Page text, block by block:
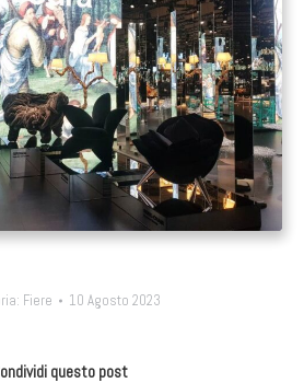
Fiere 10 Agosto 2023
questo post